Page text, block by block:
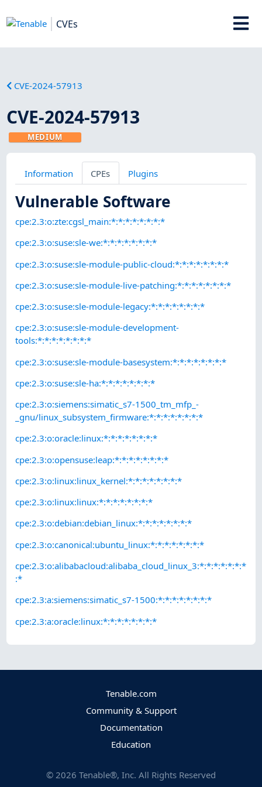
CVEs
CVE-2024-57913
CVE-2024-57913
MEDIUM
Information CPEs Plugins
Vulnerable Software
cpe:2.3:o:zte:cgsl_main:*:*:*:*:*:*:*:*
cpe:2.3:o:suse:sle-we:*:*:*:*:*:*:*:*
cpe:2.3:o:suse:sle-module-public-cloud:*:*:*:*:*:*:*:*
cpe:2.3:o:suse:sle-module-live-patching:*:*:*:*:*:*:*:*
cpe:2.3:o:suse:sle-module-legacy:*:*:*:*:*:*:*:*
cpe:2.3:o:suse:sle-module-development-
tools:*:*:*:*:*:*:*:*
cpe:2.3:o:suse:sle-module-basesystem:*:*:*:*:*:*:*:*
cpe:2.3:o:suse:sle-ha:*:*:*:*:*:*:*:*
cpe:2.3:o:siemens:simatic_s7-1500_tm_mfp_-
_gnu/linux_subsystem_firmware:*:*:*:*:*:*:*:*
cpe:2.3:o:oracle:linux:*:*:*:*:*:*:*:*
cpe:2.3:o:opensuse:leap:*:*:*:*:*:*:*:*
cpe:2.3:o:linux:linux_kernel:*:*:*:*:*:*:*:*
cpe:2.3:o:linux:linux:*:*:*:*:*:*:*:*
cpe:2.3:o:debian:debian_linux:*:*:*:*:*:*:*:*
cpe:2.3:o:canonical:ubuntu_linux:*:*:*:*:*:*:*:*
cpe:2.3:o:alibabacloud:alibaba_cloud_linux_3:*:*:*:*:*:*:*
:*
cpe:2.3:a:siemens:simatic_s7-1500:*:*:*:*:*:*:*:*
cpe:2.3:a:oracle:linux:*:*:*:*:*:*:*:*
Tenable.com
Community & Support
Documentation
Education
© 2026 Tenable®, Inc. All Rights Reserved